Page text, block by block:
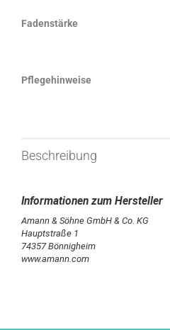
Fadenstärke
Pflegehinweise
Beschreibung
Amann & Söhne GmbH & Co. KG
Hauptstraße 1
74357 Bönnigheim
www.amann.com